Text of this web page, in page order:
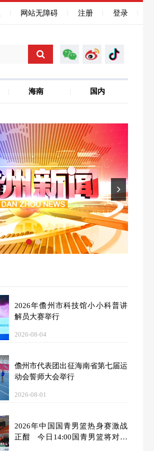
登录
注册
网站无障碍
海南 国内
2026年儋州市科技馆小小科普讲
解员大赛举行
2026-08-04
儋州市代表团出征海南省第七届运
动会誓师大会举行
2026-08-01
2026年中国国青男篮热身赛激战
正酣 今日14:00国青男篮将对阵